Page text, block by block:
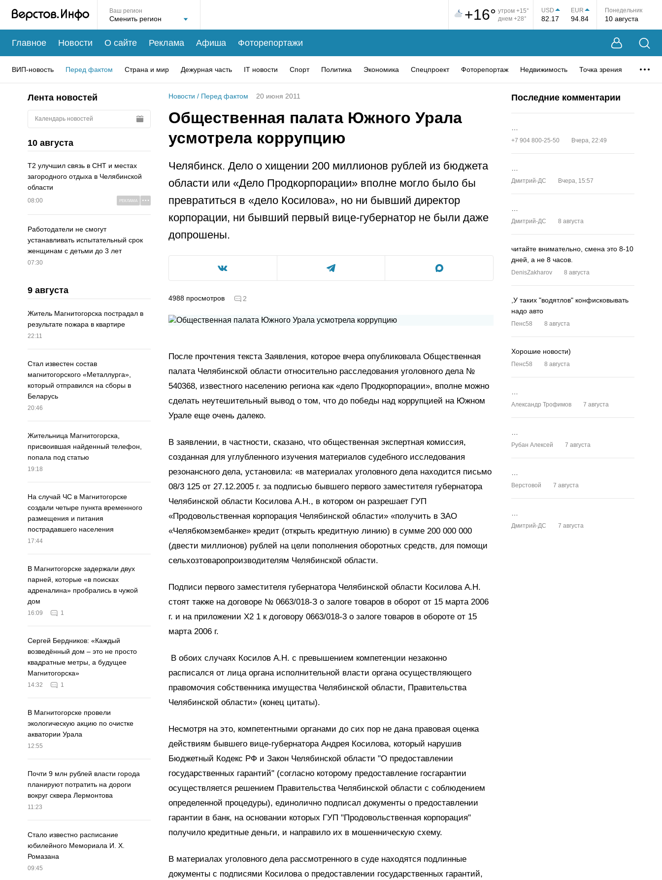
Ваш регион +16° утром +15°
днем +28°
USD
82.17
EUR
94.84
Понедельник
10 августа
Главное Новости О сайте Реклама Афиша Фоторепортажи
ВИП-новость Перед фактом Страна и мир Дежурная часть IT новости Спорт Политика Экономика Спецпроект Фоторепортаж Недвижимость Точка зрения
Лента новостей
Календарь новостей
10 августа
Т2 улучшил связь в СНТ и местах
загородного отдыха в Челябинской
области
08:00 РЕКЛАМА
Работодатели не смогут
устанавливать испытательный срок
женщинам с детьми до 3 лет
07:30
9 августа
Житель Магнитогорска пострадал в
результате пожара в квартире
22:11
Стал известен состав
магнитогорского «Металлурга»,
который отправился на сборы в
Беларусь
20:46
Жительница Магнитогорска,
присвоившая найденный телефон,
попала под статью
19:18
На случай ЧС в Магнитогорске
создали четыре пункта временного
размещения и питания
пострадавшего населения
17:44
В Магнитогорске задержали двух
парней, которые «в поисках
адреналина» пробрались в чужой
дом
16:09 1
Сергей Бердников: «Каждый
возведённый дом – это не просто
квадратные метры, а будущее
Магнитогорска»
14:32 1
В Магнитогорске провели
экологическую акцию по очистке
акватории Урала
12:55
Почти 9 млн рублей власти города
планируют потратить на дороги
вокруг сквера Лермонтова
11:23
Стало известно расписание
юбилейного Мемориала И. Х.
Ромазана
09:45
Новости / Перед фактом 20 июня 2011
Общественная палата Южного Урала
усмотрела коррупцию
Челябинск. Дело о хищении 200 миллионов рублей из бюджета
области или «Дело Продкорпорации» вполне могло было бы
превратиться в «дело Косилова», но ни бывший директор
корпорации, ни бывший первый вице-губернатор не были даже
допрошены.
4988 просмотров 2
После прочтения текста Заявления, которое вчера опубликовала Общественная
палата Челябинской области относительно расследования уголовного дела №
540368, известного населению региона как «дело Продкорпорации», вполне можно
сделать неутешительный вывод о том, что до победы над коррупцией на Южном
Урале еще очень далеко.
В заявлении, в частности, сказано, что общественная экспертная комиссия,
созданная для углубленного изучения материалов судебного исследования
резонансного дела, установила: «в материалах уголовного дела находится письмо
08/3 125 от 27.12.2005 г. за подписью бывшего первого заместителя губернатора
Челябинской области Косилова А.Н., в котором он разрешает ГУП
«Продовольственная корпорация Челябинской области» «получить в ЗАО
«Челябкомзембанке» кредит (открыть кредитную линию) в сумме 200 000 000
(двести миллионов) рублей на цели пополнения оборотных средств, для помощи
сельхозтоваропроизводителям Челябинской области.
Подписи первого заместителя губернатора Челябинской области Косилова А.Н.
стоят также на договоре № 0663/018-З о залоге товаров в оборот от 15 марта 2006
г. и на приложении Х2 1 к договору 0663/018-3 о залоге товаров в обороте от 15
марта 2006 г.
В обоих случаях Косилов А.Н. с превышением компетенции незаконно
расписался от лица органа исполнительной власти органа осуществляющего
правомочия собственника имущества Челябинской области, Правительства
Челябинской области» (конец цитаты).
Несмотря на это, компетентными органами до сих пор не дана правовая оценка
действиям бывшего вице-губернатора Андрея Косилова, который нарушив
Бюджетный Кодекс РФ и Закон Челябинской области "О предоставлении
государственных гарантий" (согласно которому предоставление госгарантии
осуществляется решением Правительства Челябинской области с соблюдением
определенной процедуры), единолично подписал документы о предоставлении
гарантии в банк, на основании которых ГУП "Продовольственная корпорация"
получило кредитные деньги, и направило их в мошенническую схему.
В материалах уголовного дела рассмотренного в суде находятся подлинные
документы с подписями Косилова о предоставлении государственных гарантий,
Последние комментарии
+7 904 800-25-50 Вчера, 22:49
Дмитрий-ДС Вчера, 15:57
Дмитрий-ДС 8 августа
читайте внимательно, смена это 8-10
дней, а не 8 часов.
DenisZakharov 8 августа
,У таких "водятлов" конфисковывать
надо авто
Пенс58 8 августа
Хорошие новости)
Пенс58 8 августа
Александр Трофимов 7 августа
Рубан Алексей 7 августа
Верстовой 7 августа
Дмитрий-ДС 7 августа